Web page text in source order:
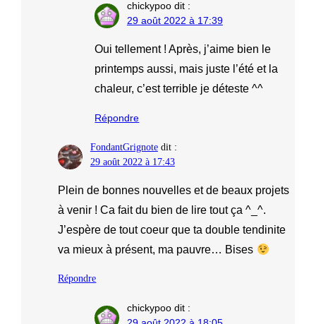
chickypoo dit :
29 août 2022 à 17:39
Oui tellement ! Après, j’aime bien le
printemps aussi, mais juste l’été et la
chaleur, c’est terrible je déteste ^^
Répondre
FondantGrignote dit :
29 août 2022 à 17:43
Plein de bonnes nouvelles et de beaux projets
à venir ! Ca fait du bien de lire tout ça ^_^.
J’espère de tout coeur que ta double tendinite
va mieux à présent, ma pauvre… Bises
Répondre
chickypoo dit :